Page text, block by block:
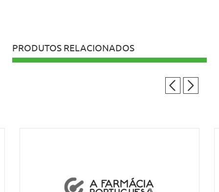
PRODUTOS RELACIONADOS